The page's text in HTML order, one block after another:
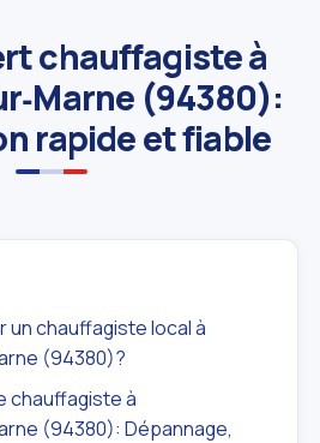
chauffagiste à
(94380):
rapide et fiable
un chauffagiste local à
(94380)?
chauffagiste à
(94380): Dépannage,